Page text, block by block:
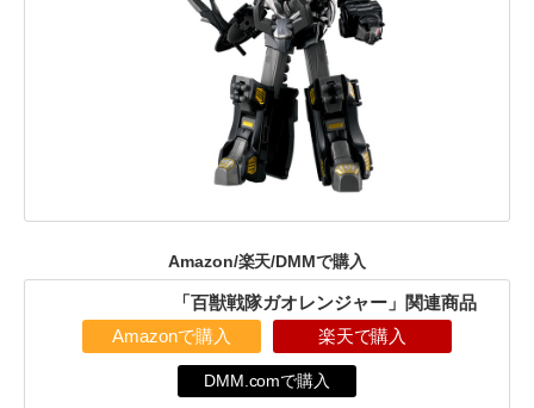
Amazon/楽天/DMMで購入
「百獣戦隊ガオレンジャー」関連商品
Amazonで購入 楽天で購入
DMM.comで購入